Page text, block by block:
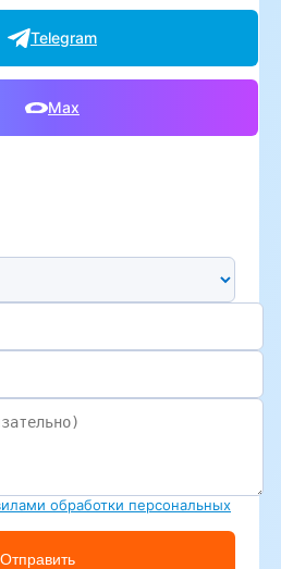
Telegram
Max
связи
обработки персональных
Отправить